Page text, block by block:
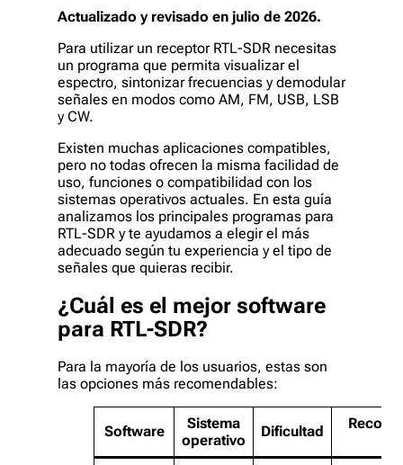
Actualizado y revisado en julio de 2026.
Para utilizar un receptor RTL-SDR necesitas
un programa que permita visualizar el
espectro, sintonizar frecuencias y demodular
señales en modos como AM, FM, USB, LSB
y CW.
Existen muchas aplicaciones compatibles,
pero no todas ofrecen la misma facilidad de
uso, funciones o compatibilidad con los
sistemas operativos actuales. En esta guía
analizamos los principales programas para
RTL-SDR y te ayudamos a elegir el más
adecuado según tu experiencia y el tipo de
señales que quieras recibir.
¿Cuál es el mejor software
para RTL-SDR?
Para la mayoría de los usuarios, estas son
las opciones más recomendables:
Software
Sistema
operativo
Dificultad